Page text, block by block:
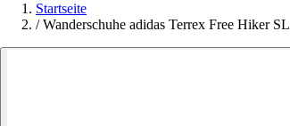
Startseite
/ Wanderschuhe adidas Terrex Free Hiker SL